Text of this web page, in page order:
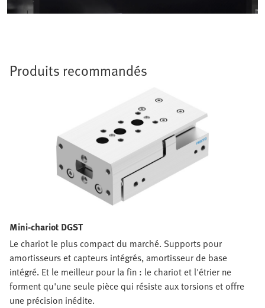
Produits recommandés
Mini-chariot DGST
Le chariot le plus compact du marché. Supports pour
amortisseurs et capteurs intégrés, amortisseur de base
intégré. Et le meilleur pour la fin : le chariot et l'étrier ne
forment qu'une seule pièce qui résiste aux torsions et offre
une précision inédite.